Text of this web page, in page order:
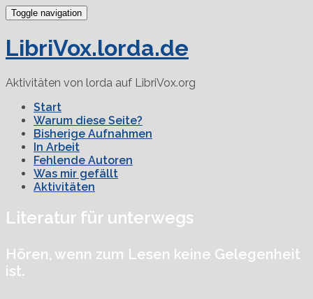
Toggle navigation
LibriVox.lorda.de
Aktivitäten von lorda auf LibriVox.org
Start
Warum diese Seite?
Bisherige Aufnahmen
In Arbeit
Fehlende Autoren
Was mir gefällt
Aktivitäten
Literatur für unterwegs
Hören, wenn zum Lesen keine Gelegenheit
ist.